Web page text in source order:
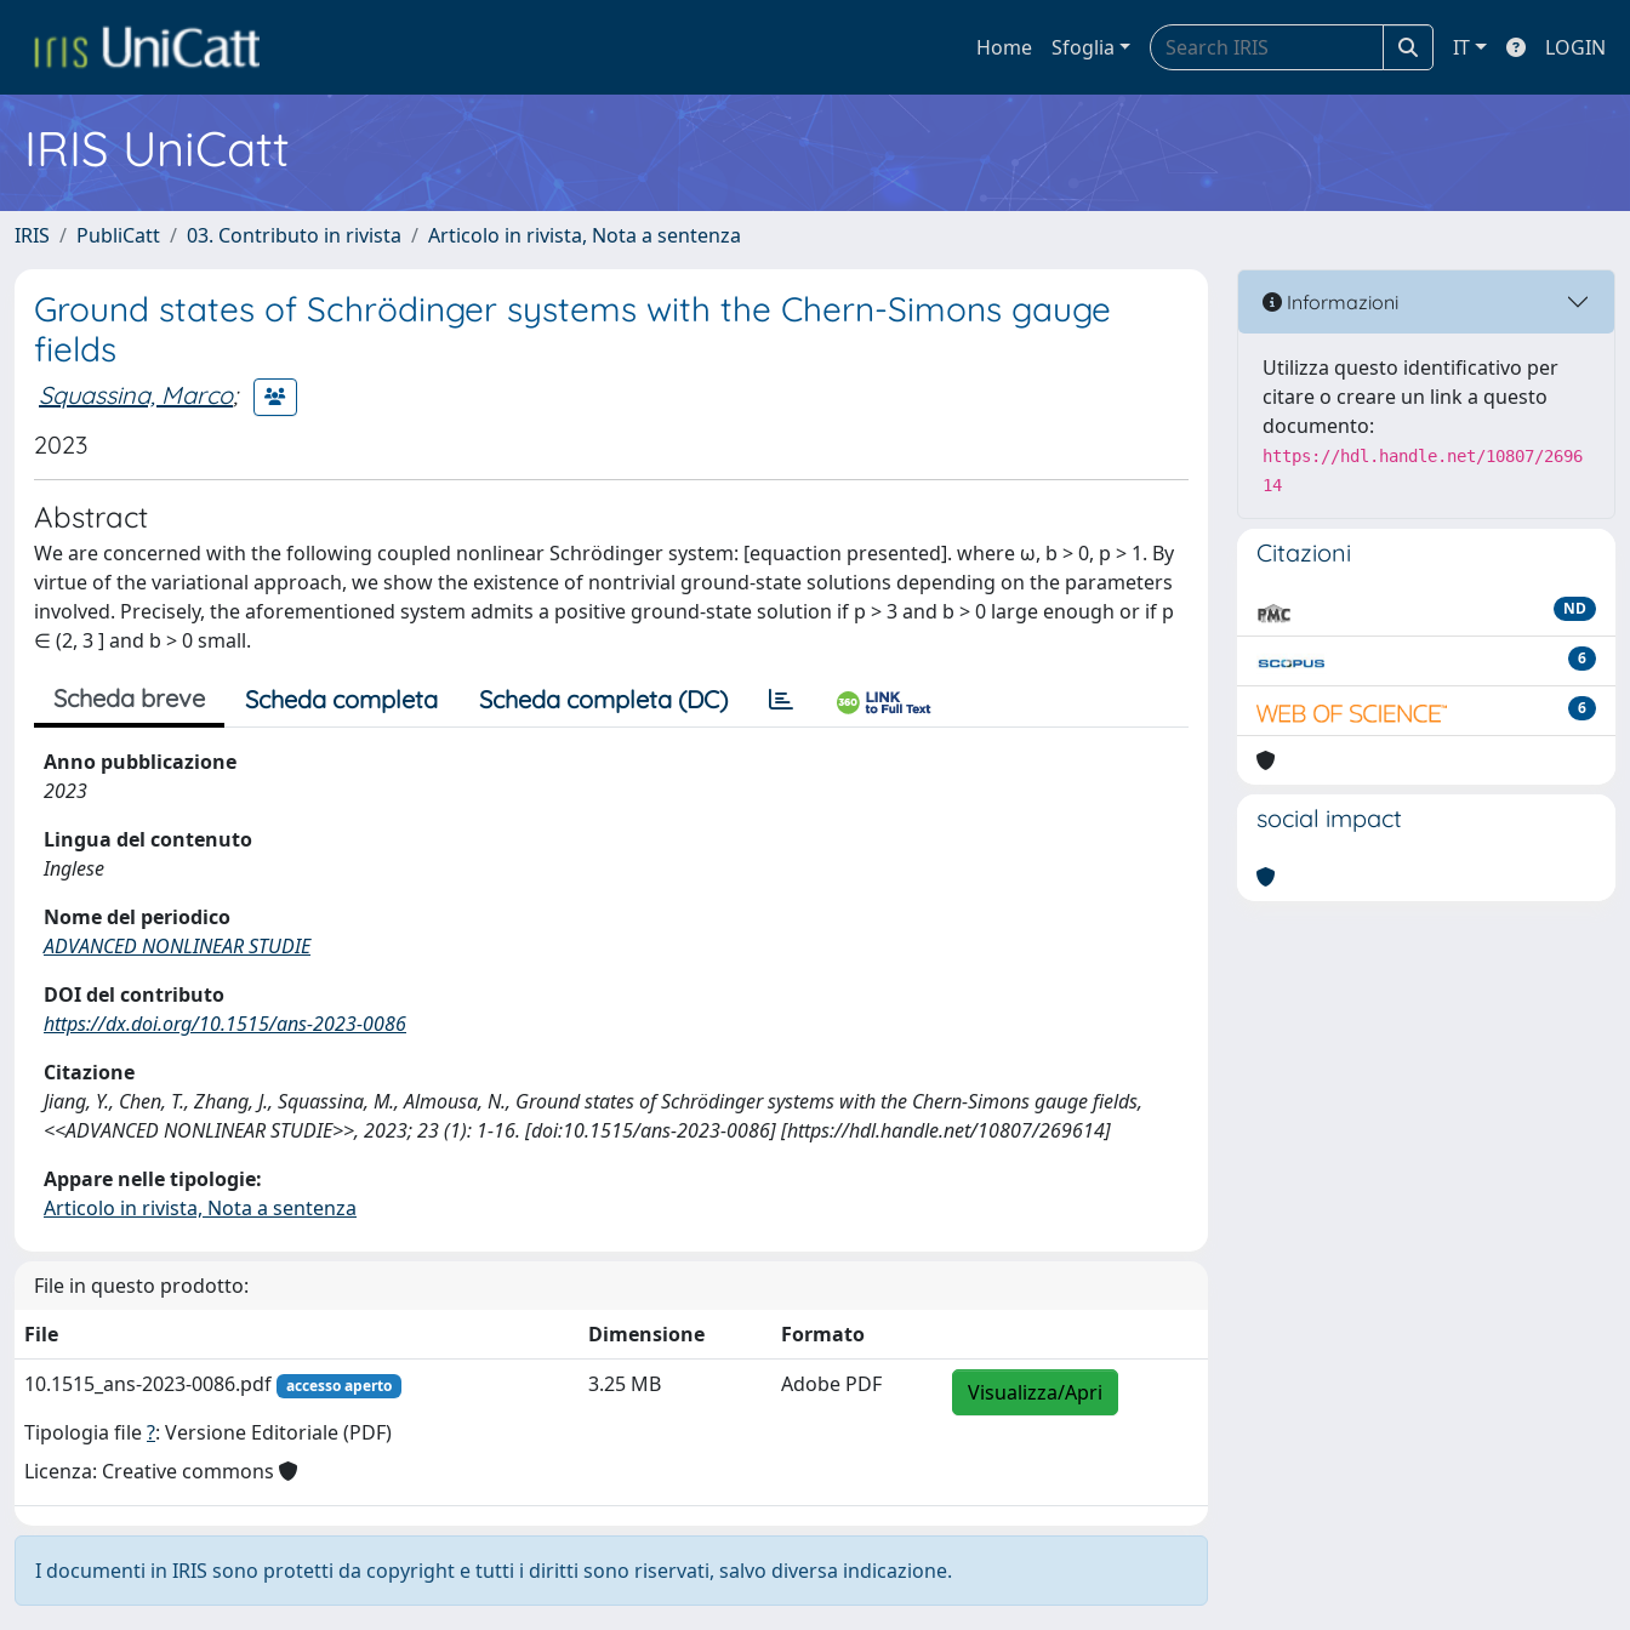
Home Sfoglia IT LOGIN
IRIS UniCatt
IRIS PubliCatt 03. Contributo in rivista Articolo in rivista, Nota a sentenza
Ground states of Schrödinger systems with the Chern-Simons gauge
fields
Squassina, Marco;
2023
Abstract
We are concerned with the following coupled nonlinear Schrödinger system: [equaction presented]. where ω, b > 0, p > 1. By
virtue of the variational approach, we show the existence of nontrivial ground-state solutions depending on the parameters
involved. Precisely, the aforementioned system admits a positive ground-state solution if p > 3 and b > 0 large enough or if p
∈ (2, 3 ] and b > 0 small.
Scheda breve Scheda completa Scheda completa (DC)
Anno pubblicazione
2023
Lingua del contenuto
Inglese
Nome del periodico
ADVANCED NONLINEAR STUDIE
DOI del contributo
https://dx.doi.org/10.1515/ans-2023-0086
Citazione
Jiang, Y., Chen, T., Zhang, J., Squassina, M., Almousa, N., Ground states of Schrödinger systems with the Chern-Simons gauge fields,
<<ADVANCED NONLINEAR STUDIE>>, 2023; 23 (1): 1-16. [doi:10.1515/ans-2023-0086] [https://hdl.handle.net/10807/269614]
Appare nelle tipologie:
Articolo in rivista, Nota a sentenza
File in questo prodotto:
File
Dimensione
Formato
10.1515_ans-2023-0086.pdf
accesso aperto
Tipologia file?: Versione Editoriale (PDF)
Licenza: Creative commons
3.25 MB Adobe PDF Visualizza/Apri
I documenti in IRIS sono protetti da copyright e tutti i diritti sono riservati, salvo diversa indicazione.
Informazioni
Utilizza questo identificativo per
citare o creare un link a questo
documento:
https://hdl.handle.net/10807/2696
14
Citazioni
ND
6
6
social impact